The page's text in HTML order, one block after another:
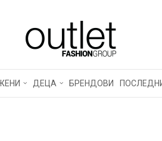
ДЕЦА БРЕНДОВИ
СИТЕ ХИТ